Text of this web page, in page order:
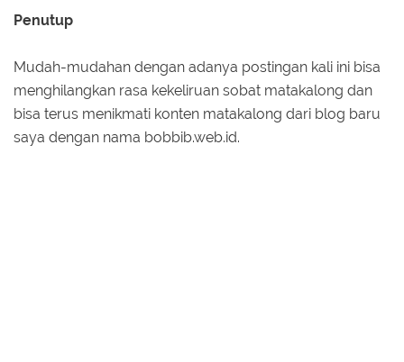
Penutup
Mudah-mudahan dengan adanya postingan kali ini bisa
menghilangkan rasa kekeliruan sobat matakalong dan
bisa terus menikmati konten matakalong dari blog baru
saya dengan nama bobbib.web.id.